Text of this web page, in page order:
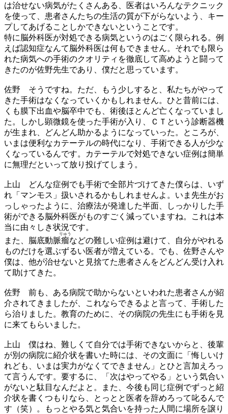
は治せない病気がたくさんある、医者はいろんなテクニック
を使って、患者さんたちの生活の質が下がらないよう、キー
プしてあげることしかできないということです。
特に脳外科医が対処できる病気というのはごく限られる。例
えば認知症なんて脳外科医は何もできません。それでも限ら
れた病気への手術のクオリティを徹底して高めようと闘って
きたのが佐野先生であり、僕だと思っています。
佐野 そうですね。ただ、もう少しすると、私たちがやって
きた手術はなくなっていくかもしれません。ひと昔前には、
くも膜下出血や脳卒中でも、術後ほとんど亡くなっていまし
た。しかし顕微鏡を使った手術が入り、ＣＴという診断器機
が生まれ、どんどん助かるようになっていった。ところが、
いまは便利なカテーテルの時代になり、手術できる人が少な
くなっているんです。カテーテルで対処できない症例は簡単
に無理だといって放り投げてしまう。
上山 どんな症例でも手術で全部片づけてきた僕らは、いず
れ「マンモス」扱いされるかもしれませんよ。いま先生がお
っしゃったように、治療法が発達した半面、しっかりした手
術ができる脳外科医がものすごく減っていますね。これは本
当に由々しき状況です。
また、脳底動脈瘤
りゅう
などの難しい症例は避けて、自分がやれる
ものだけを選ぶずるい医者が増えている。でも、佐野さんや
僕は、他が治せないと見捨てた患者さんをどんどん受け入れ
て助けてきた。
佐野 前も、ある病院で助からないといわれた患者さんが紹
介されてきましたが、これならできるよと言って、手術した
ら治りました。教育のために、その病院の先生にも手術を見
に来てもらいました。
上山 僕はね、難しくて自分では手術できないからと、後輩
が別の病院に紹介状を書いた時には、その文面に「悔しいけ
れども、いまは実力がなくてできません」とひと言加えろっ
て言うんです。要するに、「次はやってやる」という気合い
がないと駄目なんだよと。また、今後も同じ症例でずっと紹
介状を書くつもりなら、とっとと医者を辞めろって叱るんで
す（笑）。もっとやる気と気合いを持った人間に場所を譲り